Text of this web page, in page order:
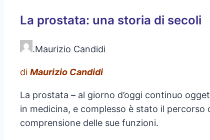
La prostata: una storia di secoli
.Maurizio Candidi
di Maurizio Candidi
La prostata – al giorno d’oggi continuo
in medicina, e complesso è stato il
comprensione delle sue funzioni.